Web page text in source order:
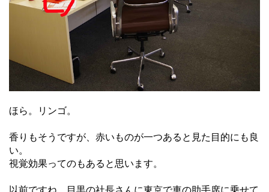
ほら。リンゴ。
香りもそうですが、赤いものが一つあると見た目的にも良
い。
視覚効果ってのもあると思います。
以前ですね、目黒の社長さんに東京で車の助手席に乗せて